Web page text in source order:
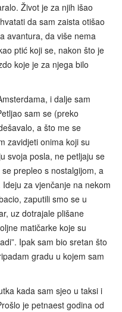
Život je za njih išao
da sam zaista otišao
avantura, da više nema
ptić koji se, nakon što je
koje je za njega bilo
i dalje sam
sam se (preko
a što me se
zavidjeti onima koji su
svoja posla, ne petljaju se
prepleo s nostalgijom, a
za vjenčanje na nekom
zaputili smo se u
uz dotrajale plišane
matičarke koje su
Ipak sam bio sretan što
gradu u kojem sam
kada sam sjeo u taksi i
je petnaest godina od